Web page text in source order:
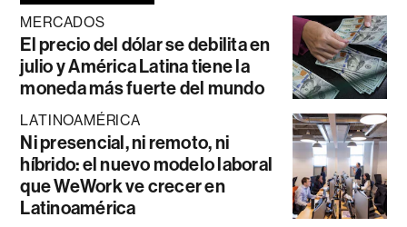
MERCADOS
El precio del dólar se debilita en
julio y América Latina tiene la
moneda más fuerte del mundo
LATINOAMÉRICA
Ni presencial, ni remoto, ni
híbrido: el nuevo modelo laboral
que WeWork ve crecer en
Latinoamérica